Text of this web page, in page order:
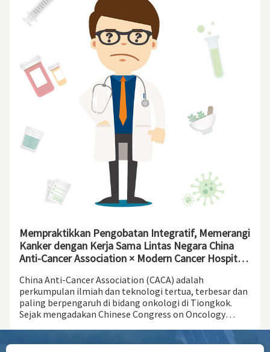
Mempraktikkan Pengobatan Integratif, Memerangi
Kanker dengan Kerja Sama Lintas Negara China
Anti-Cancer Association × Modern Cancer Hospital
China Anti-Cancer Association (CACA) adalah
perkumpulan ilmiah dan teknologi tertua, terbesar dan
paling berpengaruh di bidang onkologi di Tiongkok.
Sejak mengadakan Chinese Congress on Oncology
konferensi akademis tingkat tertinggi di bidang
onkologi di Tiongkok dengan karakteristik